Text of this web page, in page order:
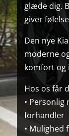
glæde dig.
giver
Den nye
moderne
komfort og
Hos os får
•
forhandler
• Mulighed